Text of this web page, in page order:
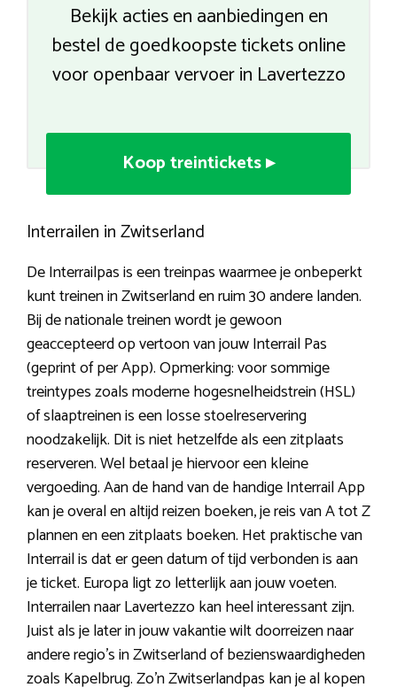
Bekijk acties en aanbiedingen en
bestel de goedkoopste tickets online
voor openbaar vervoer in Lavertezzo
Koop treintickets ▸
Interrailen in Zwitserland
De Interrailpas is een treinpas waarmee je onbeperkt
kunt treinen in Zwitserland en ruim 30 andere landen.
Bij de nationale treinen wordt je gewoon
geaccepteerd op vertoon van jouw Interrail Pas
(geprint of per App). Opmerking: voor sommige
treintypes zoals moderne hogesnelheidstrein (HSL)
of slaaptreinen is een losse stoelreservering
noodzakelijk. Dit is niet hetzelfde als een zitplaats
reserveren. Wel betaal je hiervoor een kleine
vergoeding. Aan de hand van de handige Interrail App
kan je overal en altijd reizen boeken, je reis van A tot Z
plannen en een zitplaats boeken. Het praktische van
Interrail is dat er geen datum of tijd verbonden is aan
je ticket. Europa ligt zo letterlijk aan jouw voeten.
Interrailen naar Lavertezzo kan heel interessant zijn.
Juist als je later in jouw vakantie wilt doorreizen naar
andere regio’s in Zwitserland of bezienswaardigheden
zoals Kapelbrug. Zo’n Zwitserlandpas kan je al kopen